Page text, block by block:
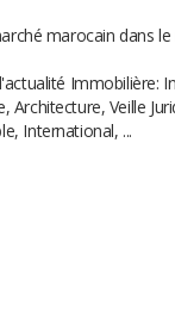
marocain dans
Immobilière:
Architecture, Veille
International, ...